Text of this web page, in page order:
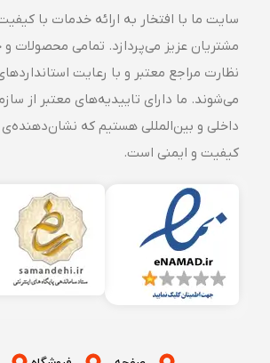
سایت ما با افتخار به ارائه خدمات با کیفیت و
مشتریان عزیز می‌پردازد. تمامی محصولات و
نظارت مراجع معتبر و با رعایت استانداردهای
می‌شوند. ما دارای تاییدیه‌های معتبر از
داخلی و بین‌المللی هستیم که نشان‌دهنده‌ی
کیفیت و ایمنی است.